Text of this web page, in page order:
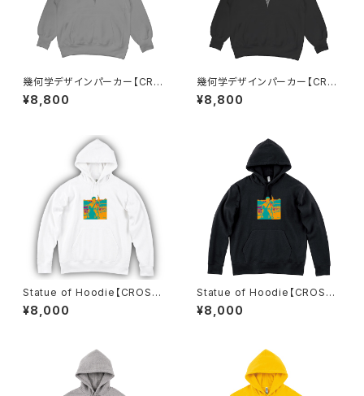
幾何学デザインパーカー【CRO
SSJAM】
¥8,800
幾何学デザインパーカー【CRO
SSJAM】
¥8,800
Statue of Hoodie【CROSSJ
AM】
¥8,000
Statue of Hoodie【CROSSJ
AM】
¥8,000